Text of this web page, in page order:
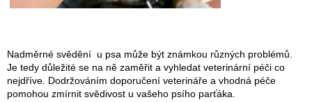
Nadměrné svědění u psa může být známkou různých problémů.
Je tedy důležité se na ně zaměřit a vyhledat veterinární péči co
nejdříve. Dodržováním doporučení veterináře a vhodná péče
pomohou zmírnit svědivost u vašeho psího parťáka.